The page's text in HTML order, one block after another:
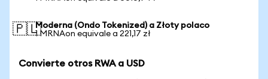
🇵🇱Moderna (Ondo Tokenized) a Złoty polaco
1 MRNAon equivale a 221,17 zł
Convierte otros RWA a USD